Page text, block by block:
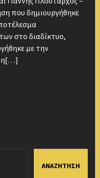
που δημιουργήθηκε
στο διαδίκτυο,
με την
ΑΝΑΖΉΤΗΣΗ